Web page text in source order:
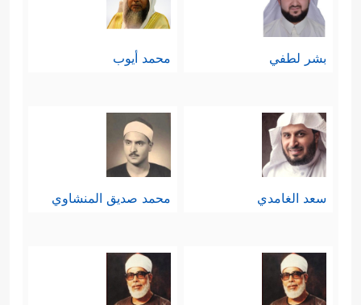
بشر لطفي محمد أيوب
سعد الغامدي محمد صديق المنشاوي